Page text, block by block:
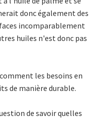
donc également des
incomparablement
huiles n'est donc pas
les besoins en
de manière durable.
de savoir quelles